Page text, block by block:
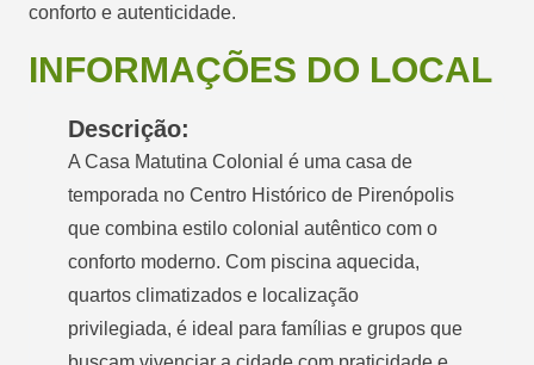
conforto e autenticidade.
INFORMAÇÕES DO LOCAL
Descrição:
A Casa Matutina Colonial é uma casa de
temporada no Centro Histórico de Pirenópolis
que combina estilo colonial autêntico com o
conforto moderno. Com piscina aquecida,
quartos climatizados e localização
privilegiada, é ideal para famílias e grupos que